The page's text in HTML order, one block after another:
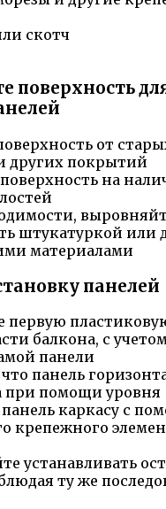
скотч
поверхность
от
других покрытий
на
штукатуркой или
материалами
панелей
первую
балкона, с
панели
панель
при помощи уровня
каркасу с
крепежного
устанавливать
ту же